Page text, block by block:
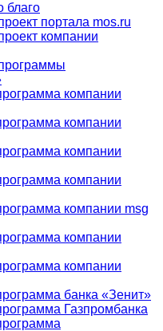
благо
портала mos.ru
компании
компании
компании
компании
компании
компании msg
компании
компании
банка «Зенит»
Газпромбанка